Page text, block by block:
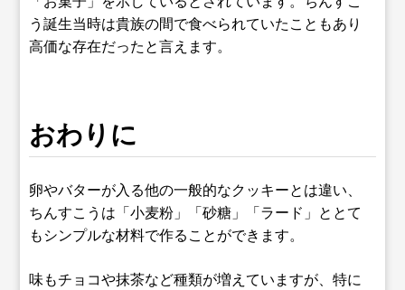
う誕生当時は貴族の間で食べられていたこともあり
高価な存在だったと言えます。
おわりに
卵やバターが入る他の一般的なクッキーとは違い、
ちんすこうは「小麦粉」「砂糖」「ラード」ととて
もシンプルな材料で作ることができます。
味もチョコや抹茶など種類が増えていますが、特に